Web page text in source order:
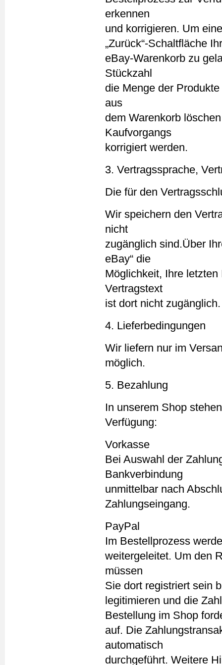
erkennen
und korrigieren. Um
„Zurück“-Schaltfläche
eBay-Warenkorb zu
Stückzahl
die Menge der
aus
dem Warenkorb
Kaufvorgangs
korrigiert werden.
3. Vertragssprache,
Die für den
Wir speichern den
nicht
zugänglich sind.Über
eBay“ die
Möglichkeit, Ihre
Vertragstext
ist dort nicht zugänglich.
4. Lieferbedingungen
Wir liefern nur im
möglich.
5. Bezahlung
In unserem Shop
Verfügung:
Vorkasse
Bei Auswahl der
Bankverbindung
unmittelbar nach
Zahlungseingang.
PayPal
Im Bestellprozess
weitergeleitet. Um den
müssen
Sie dort registriert sein
legitimieren und die
Bestellung im Shop
auf. Die
automatisch
durchgeführt. Weitere